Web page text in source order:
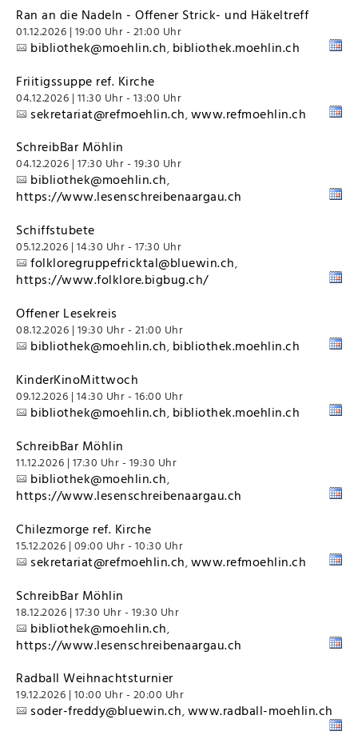
Ran an die Nadeln - Offener Strick- und Häkeltreff
01.12.2026 | 19:00 Uhr - 21:00 Uhr
bibliothek@moehlin.ch, bibliothek.moehlin.ch
Friitigssuppe ref. Kirche
04.12.2026 | 11:30 Uhr - 13:00 Uhr
sekretariat@refmoehlin.ch,www.refmoehlin.ch
SchreibBar Möhlin
04.12.2026 | 17:30 Uhr - 19:30 Uhr
bibliothek@moehlin.ch,
https://www.lesenschreibenaargau.ch
Schiffstubete
05.12.2026 | 14:30 Uhr - 17:30 Uhr
folkloregruppefricktal@bluewin.ch,
https://www.folklore.bigbug.ch/
Offener Lesekreis
08.12.2026 | 19:30 Uhr - 21:00 Uhr
bibliothek@moehlin.ch, bibliothek.moehlin.ch
KinderKinoMittwoch
09.12.2026 | 14:30 Uhr - 16:00 Uhr
bibliothek@moehlin.ch, bibliothek.moehlin.ch
SchreibBar Möhlin
11.12.2026 | 17:30 Uhr - 19:30 Uhr
bibliothek@moehlin.ch,
https://www.lesenschreibenaargau.ch
Chilezmorge ref. Kirche
15.12.2026 | 09:00 Uhr - 10:30 Uhr
sekretariat@refmoehlin.ch,www.refmoehlin.ch
SchreibBar Möhlin
18.12.2026 | 17:30 Uhr - 19:30 Uhr
bibliothek@moehlin.ch,
https://www.lesenschreibenaargau.ch
Radball Weihnachtsturnier
19.12.2026 | 10:00 Uhr - 20:00 Uhr
soder-freddy@bluewin.ch,www.radball-moehlin.ch